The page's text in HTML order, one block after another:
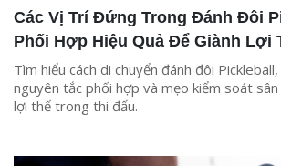
Các Vị Trí Đứng Trong Đánh Đôi
Phối Hợp Hiệu Quả Để Giành Lợi
Tìm hiểu cách di chuyển đánh đôi
nguyên tắc phối hợp và mẹo kiểm soát
lợi thế trong thi đấu.